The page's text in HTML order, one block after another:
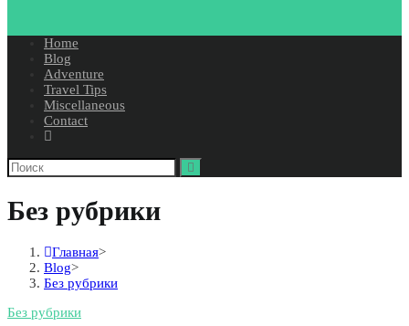
Home
Blog
Adventure
Travel Tips
Miscellaneous
Contact
Без рубрики
Главная>
Blog>
Без рубрики
Без рубрики